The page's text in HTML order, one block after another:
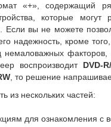
«+», содержащий
которые могут
вы не можете
надежность, кроме
факторов,
воспроизводит DVD-
, то решение
из нескольких частей:
для ознакомления с